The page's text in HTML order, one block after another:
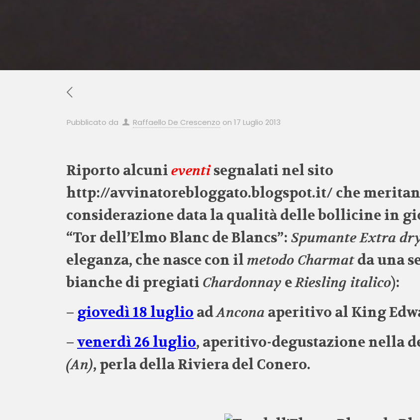
Pubblicato da Raffaello De Crescenzo on 17 Luglio 2013
Riporto alcunieventisegnalati nel sito
http://avvinatorebloggato.blogspot.it/ che
considerazione data la qualità delle bollicine in
“Tor dell’Elmo Blanc de Blancs”: Spumante Extra
eleganza, che nasce con ilmetodo Charmatda una
bianche di pregiati Chardonnay eRiesling italico):
– giovedì 18 luglio adAncona aperitivo al King
–venerdì 26 luglio, aperitivo-degustazione nella
(An), perla della Riviera del Conero.